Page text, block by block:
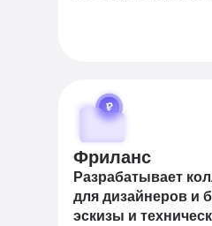
Фриланс
Разрабатывает
для дизайнеров и
эскизы и